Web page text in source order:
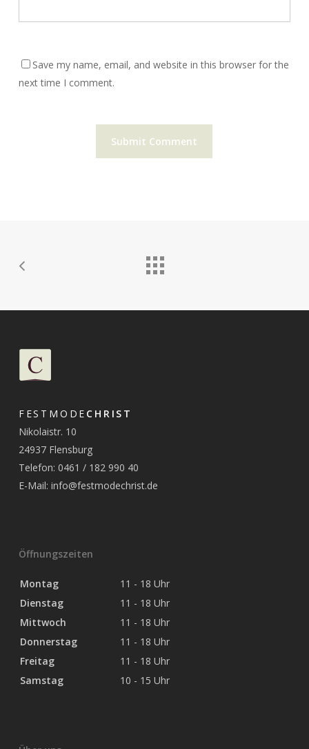
Save my name, email, and website in this browser for the
next time I comment.
FESTMODE CHRIST
Nikolaistr. 10
24937 Flensburg
Telefon: 0461 / 182 990 40
E-Mail: info@festmodechrist.de
Öffnungszeiten
Montag
11 - 18 Uhr
Dienstag
11 - 18 Uhr
Mittwoch
11 - 18 Uhr
Donnerstag
11 - 18 Uhr
Freitag
11 - 18 Uhr
Samstag
10 - 15 Uhr